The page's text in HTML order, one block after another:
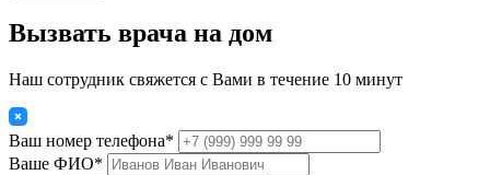
Вызвать врача на дом
Наш сотрудник свяжется с Вами в течение 10 минут
Ваш номер телефона*
Ваше ФИО*